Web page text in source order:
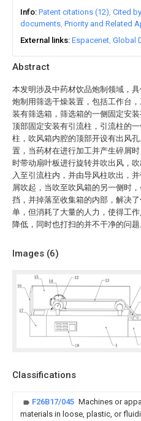
Abstract
本发明涉及中药材饮品炮制领域，
炮制用筛选干燥装置，包括工作台
装有筛选箱，筛选箱的一侧固定安
顶部固定安装有引流柱，引流柱的
柱，吹风箱内腔的顶部开设有出风
置，当药材在进行加工并产生碎屑
时带动扇叶板进行旋转并吹出风，
入至引流柱内，并由导风柱吹出，
屑吹起，当吹至吹风箱的另一侧时
挡，并掉落至收集箱的内部，解决
单，但消耗了大量的人力，使得工
降低，同时也打扫的并不干净的问题
Images (6)
Classifications
F26B17/045 Machines or
materials in loose, plastic, or
Info Patent citations (12) Cited
documents Priority and Related
External links Espacenet Global